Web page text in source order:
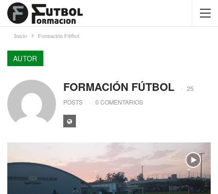
Inicio Formación Fútbol
AUTOR
FORMACIÓN FÚTBOL
25
POSTS
0 COMENTARIOS